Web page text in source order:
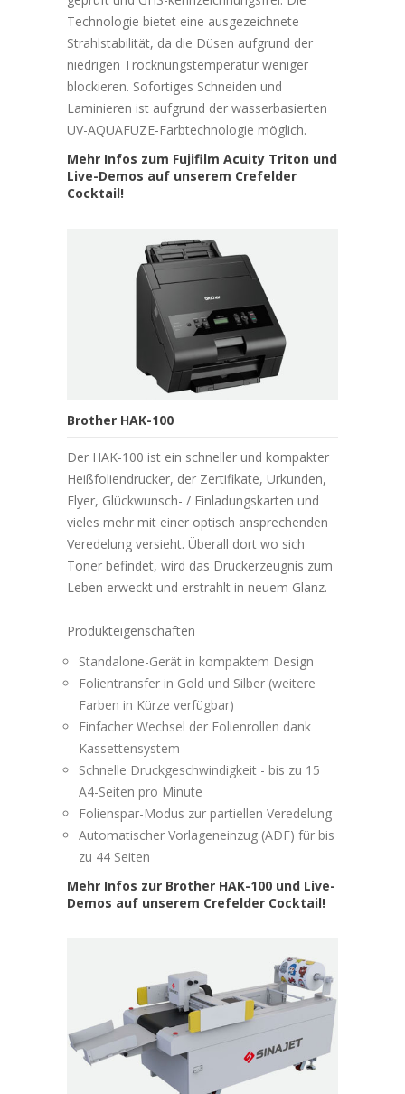
Technologie bietet eine ausgezeichnete
Strahlstabilität, da die Düsen aufgrund der
niedrigen Trocknungstemperatur weniger
blockieren. Sofortiges Schneiden und
Laminieren ist aufgrund der wasserbasierten
UV-AQUAFUZE-Farbtechnologie möglich.
Mehr Infos zum Fujifilm Acuity Triton und
Live-Demos auf unserem Crefelder
Cocktail!
Brother HAK-100
Der HAK-100 ist ein schneller und kompakter
Heißfoliendrucker, der Zertifikate, Urkunden,
Flyer, Glückwunsch- / Einladungskarten und
vieles mehr mit einer optisch ansprechenden
Veredelung versieht. Überall dort wo sich
Toner befindet, wird das Druckerzeugnis zum
Leben erweckt und erstrahlt in neuem Glanz.
Produkteigenschaften
Standalone-Gerät in kompaktem Design
Folientransfer in Gold und Silber (weitere
Farben in Kürze verfügbar)
Einfacher Wechsel der Folienrollen dank
Kassettensystem
Schnelle Druckgeschwindigkeit - bis zu 15
A4-Seiten pro Minute
Folienspar-Modus zur partiellen Veredelung
Automatischer Vorlageneinzug (ADF) für bis
zu 44 Seiten
Mehr Infos zur Brother HAK-100 und Live-
Demos auf unserem Crefelder Cocktail!